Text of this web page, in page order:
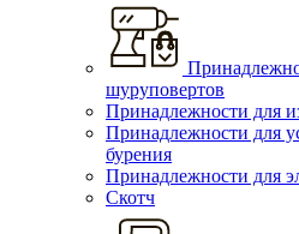
шуруповертов
Принадлежности для
Принадлежности для
бурения
Принадлежности для
Скотч